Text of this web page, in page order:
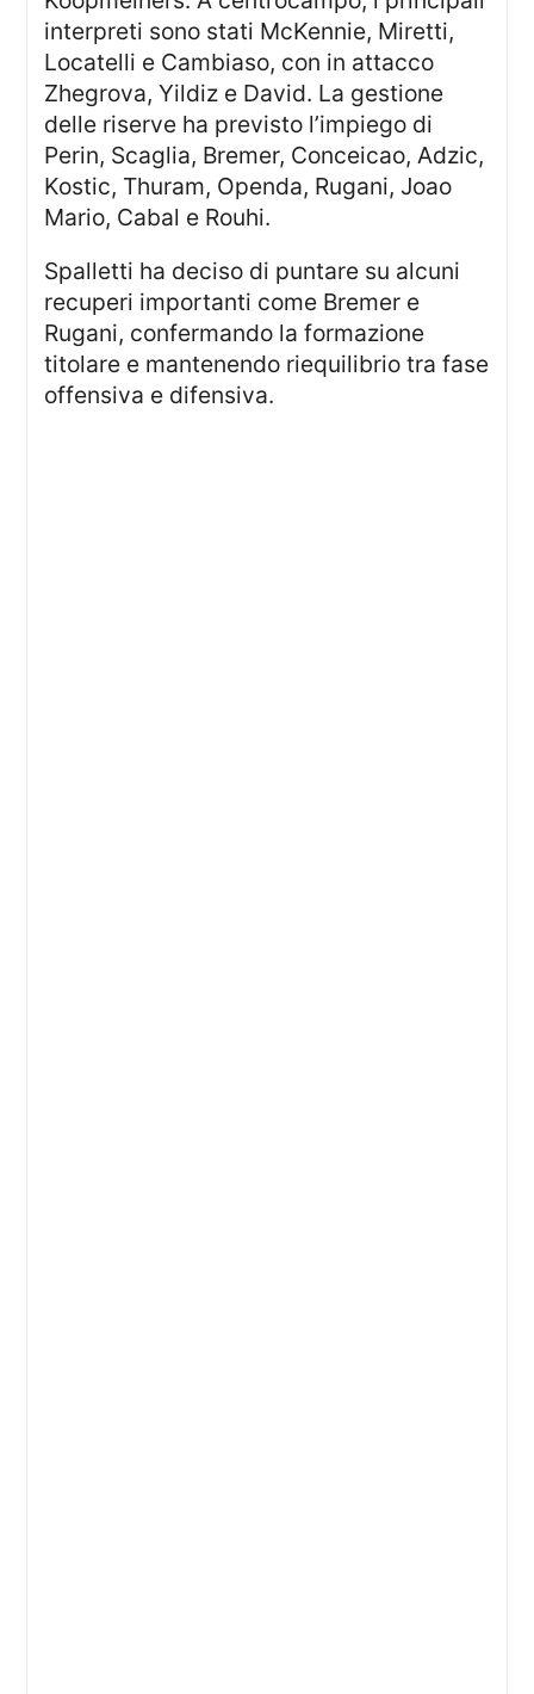
interpreti sono stati McKennie, Miretti,
Locatelli e Cambiaso, con in attacco
Zhegrova, Yildiz e David. La gestione
delle riserve ha previsto l’impiego di
Perin, Scaglia, Bremer, Conceicao, Adzic,
Kostic, Thuram, Openda, Rugani, Joao
Mario, Cabal e Rouhi.
Spalletti ha deciso di puntare su alcuni
recuperi importanti come Bremer e
Rugani, confermando la formazione
titolare e mantenendo riequilibrio tra fase
offensiva e difensiva.